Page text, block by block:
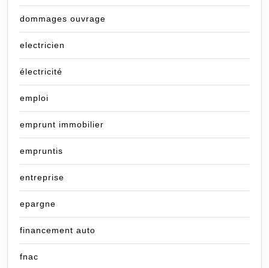
dommages ouvrage
electricien
électricité
emploi
emprunt immobilier
empruntis
entreprise
epargne
financement auto
fnac